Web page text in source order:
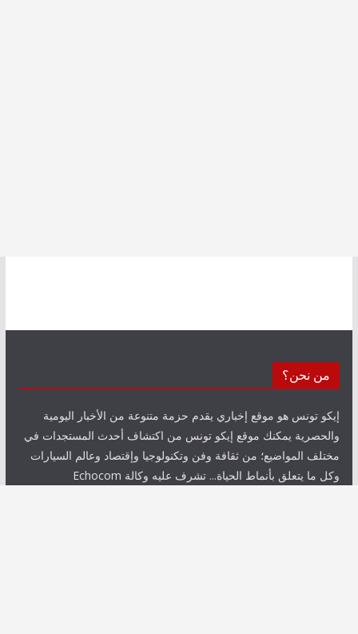
من نحن؟
إيكو تونس هو موقع إخباري يقدم حزمة متنوعة من الأخبار اليومية
والحصرية يمكنك موقع إيكو تونس من اكتشاف أحدث المستجدات في
مختلف المواضيع؛ من ثقافة وفن وتكنولوجيا وإقتصاد وعالم السيارات
وكل ما يتعلق بأنماط الحياة... تشرف عليه وكالة Echocom